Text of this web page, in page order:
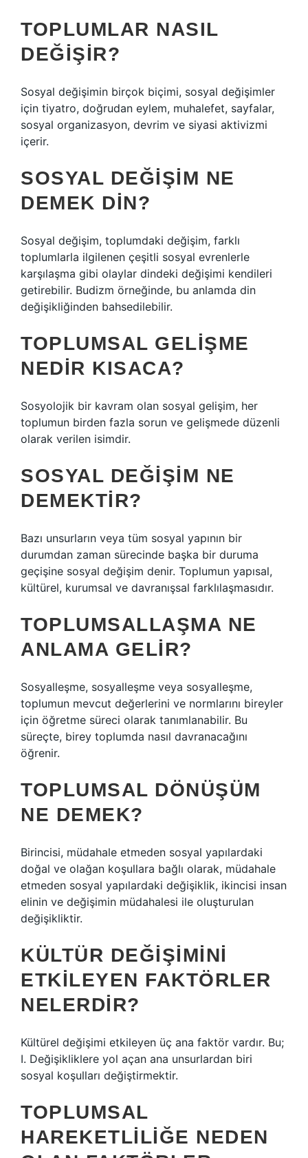
TOPLUMLAR NASIL
DEĞIŞIR?
Sosyal değişimin birçok biçimi, sosyal değişimler
için tiyatro, doğrudan eylem, muhalefet, sayfalar,
sosyal organizasyon, devrim ve siyasi aktivizmi
içerir.
SOSYAL DEĞIŞIM NE
DEMEK DIN?
Sosyal değişim, toplumdaki değişim, farklı
toplumlarla ilgilenen çeşitli sosyal evrenlerle
karşılaşma gibi olaylar dindeki değişimi kendileri
getirebilir. Budizm örneğinde, bu anlamda din
değişikliğinden bahsedilebilir.
TOPLUMSAL GELIŞME
NEDIR KISACA?
Sosyolojik bir kavram olan sosyal gelişim, her
toplumun birden fazla sorun ve gelişmede düzenli
olarak verilen isimdir.
SOSYAL DEĞIŞIM NE
DEMEKTIR?
Bazı unsurların veya tüm sosyal yapının bir
durumdan zaman sürecinde başka bir duruma
geçişine sosyal değişim denir. Toplumun yapısal,
kültürel, kurumsal ve davranışsal farklılaşmasıdır.
TOPLUMSALLAŞMA NE
ANLAMA GELIR?
Sosyalleşme, sosyalleşme veya sosyalleşme,
toplumun mevcut değerlerini ve normlarını bireyler
için öğretme süreci olarak tanımlanabilir. Bu
süreçte, birey toplumda nasıl davranacağını
öğrenir.
TOPLUMSAL DÖNÜŞÜM
NE DEMEK?
Birincisi, müdahale etmeden sosyal yapılardaki
doğal ve olağan koşullara bağlı olarak, müdahale
etmeden sosyal yapılardaki değişiklik, ikincisi insan
elinin ve değişimin müdahalesi ile oluşturulan
değişikliktir.
KÜLTÜR DEĞIŞIMINI
ETKILEYEN FAKTÖRLER
NELERDIR?
Kültürel değişimi etkileyen üç ana faktör vardır. Bu;
I. Değişikliklere yol açan ana unsurlardan biri
sosyal koşulları değiştirmektir.
TOPLUMSAL
HAREKETLILIĞE NEDEN